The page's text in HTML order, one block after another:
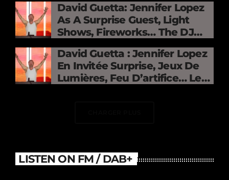
David Guetta: Jennifer Lopez
As A Surprise Guest, Light
Shows, Fireworks… The DJ
Electrifies The Stade De
France
David Guetta : Jennifer Lopez
En Invitée Surprise, Jeux De
Lumières, Feu D’artifice… Le
LISTEN ON FM / DAB+